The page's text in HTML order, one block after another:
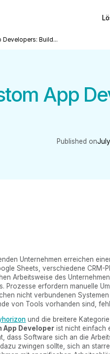
Developers: Build...
App
Published on
Unternehmen erreichen
Sheets, verschiedene
Arbeitsweise des
Prozesse erfordern manuelle
nicht verbundenen
von Tools vorhanden sind,
und die breitere
App Developer ist nicht einfach
dass Software sich an die
zwingen sollte, sich an